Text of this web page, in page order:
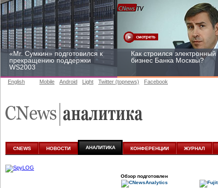
«Mr. Сумкин» подготовился к
прекращению поддержки
WS2003
Как строился электронный
бизнес Банка Москвы?
к аналитике
участвовать
English Mobile Android Light Twitter (topnews) Facebook
CNEWS НОВОСТИ АНАЛИТИКА КОНФЕРЕНЦИИ ЖУРНАЛ
Обзор подготовлен